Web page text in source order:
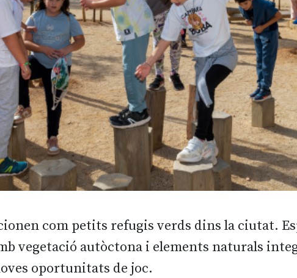
com petits refugis verds dins la ciutat.
vegetació autòctona i elements naturals
oportunitats de joc.